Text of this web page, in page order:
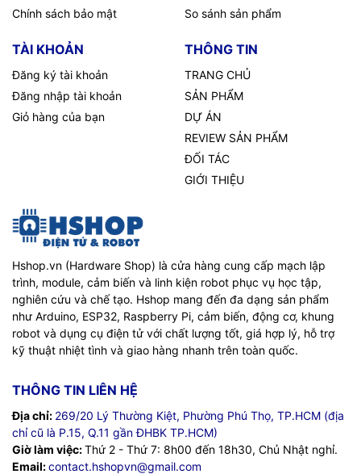
Chính sách bảo mật
So sánh sản phẩm
TÀI KHOẢN
Đăng ký tài khoản
Đăng nhập tài khoản
Giỏ hàng của bạn
THÔNG TIN
TRANG CHỦ
SẢN PHẨM
DỰ ÁN
REVIEW SẢN PHẨM
ĐỐI TÁC
GIỚI THIỆU
Hshop.vn (Hardware Shop) là cửa hàng cung cấp mạch lập
trình, module, cảm biến và linh kiện robot phục vụ học tập,
nghiên cứu và chế tạo. Hshop mang đến đa dạng sản phẩm
như Arduino, ESP32, Raspberry Pi, cảm biến, động cơ, khung
robot và dụng cụ điện tử với chất lượng tốt, giá hợp lý, hỗ trợ
kỹ thuật nhiệt tình và giao hàng nhanh trên toàn quốc.
THÔNG TIN LIÊN HỆ
Địa chỉ: 269/20 Lý Thường Kiệt, Phường Phú Thọ, TP.HCM (địa
chỉ cũ là P.15, Q.11 gần ĐHBK TP.HCM)
Giờ làm việc:Thứ 2 - Thứ 7: 8h00 đến 18h30, Chủ Nhật nghỉ.
Email:contact.hshopvn@gmail.com